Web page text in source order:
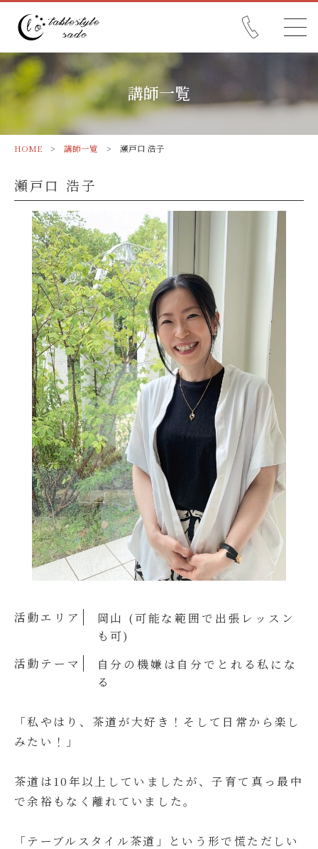
講師一覧
HOME> 講師一覧 > 瀬戸口 浩子
瀬戸口 浩子
活動エリア
岡山 (可能な範囲で出張レッスン
も可)
活動テーマ
自分の機嫌は自分でとれる私にな
る
「私やはり、茶道が大好き！そして日常から楽し
みたい！」
茶道は10年以上していましたが、子育て真っ最中
で余裕もなく離れていました。
「テーブルスタイル茶道」という形で慌ただしい